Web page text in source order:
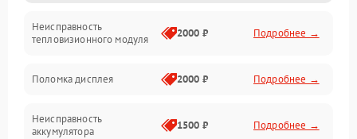
Матрица
Неисправность
тепловизионного модуля
2000 ₽ Подробнее →
Поломка дисплея 2000 ₽ Подробнее →
Неисправность
аккумулятора
1500 ₽ Подробнее →